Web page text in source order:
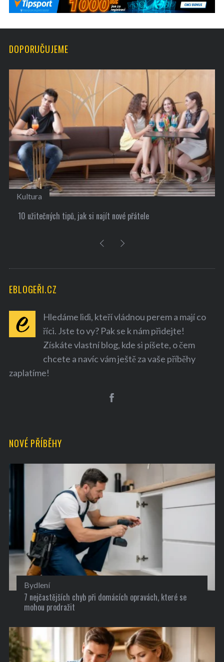
DOPORUČUJEME
Kultura
10 užitečných tipů, jak si najít nové přátele
EBLOGEŘI.CZ
Hledáme lidi, kteří vládnou perem a mají co
říci. Jste to vy? Pak se k nám přidejte!
Získáte vlastní blog, kde si píšete, o čem
chcete a navíc vám ještě za vaše příběhy
zaplatíme!
NOVÉ PŘÍBĚHY
Bydlení
7 nejčastějších chyb při domácích opravách, které se
mohou prodražit